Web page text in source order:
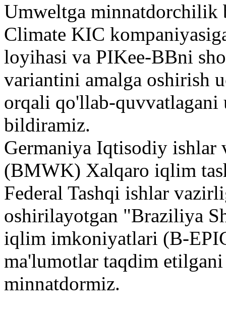
Umweltga
Climate KIC
loyihasi va PIKee-BBni
variantini amalga oshirish
orqali qo'llab-
bildiramiz.
Germaniya Iqtisodiy
(BMWK) Xalqaro iqlim
Federal Tashqi ishlar
oshirilayotgan "Braziliya
iqlim imkoniyatlari (B-
ma'lumotlar taqdim
minnatdormiz.